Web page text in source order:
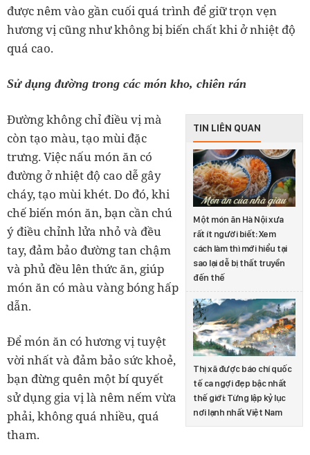
được nêm vào gần cuối quá trình để giữ trọn vẹn
hương vị cũng như không bị biến chất khi ở nhiệt độ
quá cao.
Sử dụng đường trong các món kho, chiên rán
TIN LIÊN QUAN
Một món ăn Hà Nội xưa
rất ít người biết: Xem
cách làm thì mới hiểu tại
sao lại dễ bị thất truyền
đến thế
Thị xã được báo chí quốc
tế ca ngợi đẹp bậc nhất
thế giới: Từng lập kỷ lục
nơi lạnh nhất Việt Nam
Đường không chỉ điều vị mà
còn tạo màu, tạo mùi đặc
trưng. Việc nấu món ăn có
đường ở nhiệt độ cao dễ gây
cháy, tạo mùi khét. Do đó, khi
chế biến món ăn, bạn cần chú
ý điều chỉnh lửa nhỏ và đều
tay, đảm bảo đường tan chậm
và phủ đều lên thức ăn, giúp
món ăn có màu vàng bóng hấp
dẫn.
Để món ăn có hương vị tuyệt
vời nhất và đảm bảo sức khoẻ,
bạn đừng quên một bí quyết
sử dụng gia vị là nêm nếm vừa
phải, không quá nhiều, quá
tham.